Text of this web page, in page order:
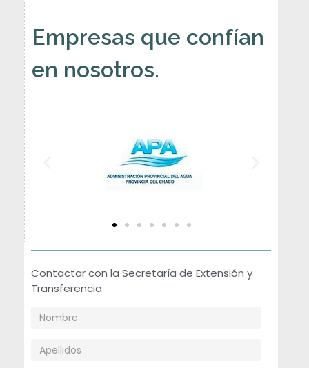
Empresas que confían
en nosotros.
Contactar con la Secretaría de Extensión y
Transferencia